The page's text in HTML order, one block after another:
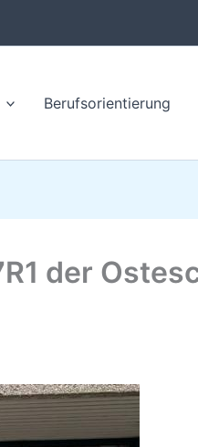
Berufsorientierung
der